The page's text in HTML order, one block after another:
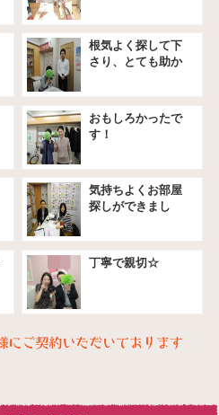
根気よく探して下
さり、とても助か
おもしろかったで
す！
気持ちよくお部屋
探しができまし
丁寧で親切☆